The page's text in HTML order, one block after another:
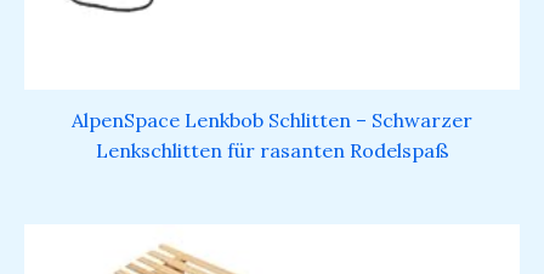
AlpenSpace Lenkbob Schlitten – Schwarzer
Lenkschlitten für rasanten Rodelspaß